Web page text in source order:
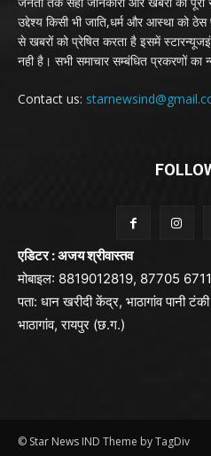
उद्देश्य किसी भी जाति,धर्म और आस्था को
से खबरों को प्रेषित करता है इसमें
नही है। सभी समाचार सम्बंधित प्रकरणों का
Contact us:
एडिटर : अजय श्रीवास्तव
मोबाइल: 8819012819, 87705
पता: धान खरीदी केंद्र, भाठागांव पानी
भाठागांव, रायपुर (छ.ग.)
© Star News IND Theme by TagDiv